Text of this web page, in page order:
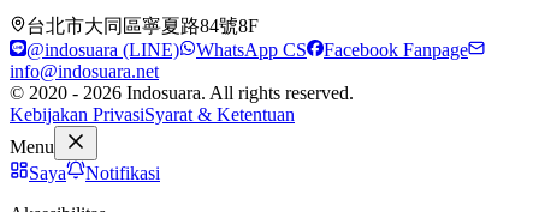
台北市大同區寧夏路84號8F
@indosuara (LINE)
WhatsApp CS
Facebook Fanpage
info@indosuara.net
© 2020 - 2026 Indosuara. All rights reserved.
Kebijakan PrivasiSyarat & Ketentuan
Menu
Saya
Notifikasi